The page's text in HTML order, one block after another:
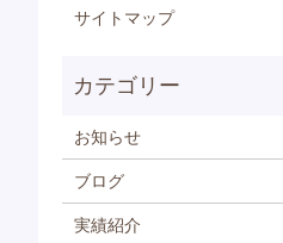
サイトマップ
お知らせ
ブログ
実績紹介